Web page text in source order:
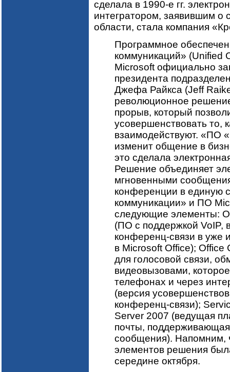
сделала в 1990-е гг.
интегратором, заявившим о
области, стала компания
Программное
коммуникаций» (Unified
Microsoft официально
президента
Джефа Райкса (Jeff
революционное
прорыв, который
усовершенствовать то,
взаимодействуют. «ПО
изменит общение в
это сделала
Решение объединяет
мгновенными
конференции в единую
коммуникации» и ПО
следующие элементы:
(ПО с поддержкой VoIP,
конференц-связи в уже
в Microsoft Office);
для голосовой связи,
видеовызовами,
телефонах и через
(версия
конференц-связи);
Server 2007 (ведущая
почты,
сообщения). Напомним,
элементов решения
середине октября.